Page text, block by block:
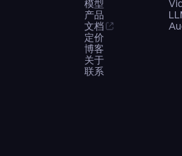
模型
产品
文档
定价
博客
关于
联系